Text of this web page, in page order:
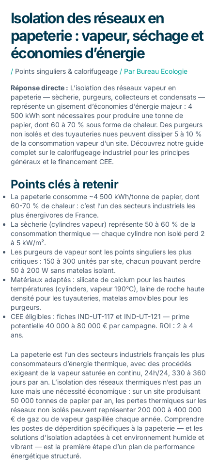
Isolation des réseaux en
papeterie : vapeur, séchage et
économies d’énergie
/ Points singuliers & calorifugeage/ Par Bureau Ecologie
Réponse directe : L’isolation des réseaux vapeur en
papeterie — sècherie, purgeurs, collecteurs et condensats —
représente un gisement d’économies d’énergie majeur : 4
500 kWh sont nécessaires pour produire une tonne de
papier, dont 60 à 70 % sous forme de chaleur. Des purgeurs
non isolés et des tuyauteries nues peuvent dissiper 5 à 10 %
de la consommation vapeur d’un site. Découvrez notre guide
complet sur le calorifugeage industrielpour les principes
généraux et le financement CEE.
Points clés à retenir
La papeterie consomme ~4 500 kWh/tonne de papier, dont
60-70 % de chaleur : c’est l’un des secteurs industriels les
plus énergivores de France.
La sècherie (cylindres vapeur) représente 50 à 60 % de la
consommation thermique — chaque cylindre non isolé perd 2
à 5 kW/m².
Les purgeurs de vapeur sont les points singuliers les plus
critiques : 150 à 300 unités par site, chacun pouvant perdre
50 à 200 W sans matelas isolant.
Matériaux adaptés : silicate de calcium pour les hautes
températures (cylinders, vapeur 190°C), laine de roche haute
densité pour les tuyauteries, matelas amovibles pour les
purgeurs.
CEE éligibles : fiches IND-UT-117 et IND-UT-121 — prime
potentielle 40 000 à 80 000 € par campagne. ROI : 2 à 4
ans.
La papeterie est l’un des secteurs industriels français les plus
consommateurs d’énergie thermique, avec des procédés
exigeant de la vapeur saturée en continu, 24h/24, 330 à 360
jours par an. L’isolation des réseaux thermiques n’est pas un
luxe mais une nécessité économique : sur un site produisant
50 000 tonnes de papier par an, les pertes thermiques sur les
réseaux non isolés peuvent représenter 200 000 à 400 000
€ de gaz ou de vapeur gaspillée chaque année. Comprendre
les postes de déperdition spécifiques à la papeterie — et les
solutions d’isolation adaptées à cet environnement humide et
vibrant — est la première étape d’un plan de performance
énergétique structuré.